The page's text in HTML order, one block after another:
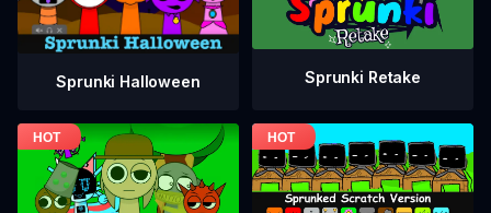
Sprunki Halloween Sprunki Retake